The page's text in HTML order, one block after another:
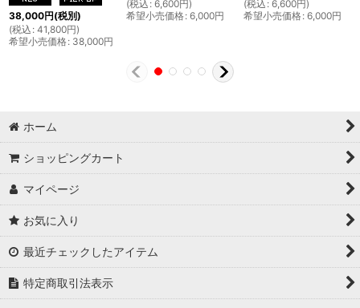
38,000円(税別)
(税込 : 41,800円)
希望小売価格: 38,000円
(税込 : 6,600円)
希望小売価格: 6,000円
(税込 : 6,600円)
希望小売価格: 6,000円
ホーム
ショッピングカート
マイページ
お気に入り
最近チェックしたアイテム
特定商取引法表示